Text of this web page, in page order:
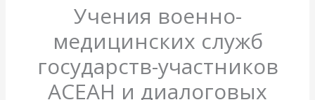
Учения военно-
медицинских служб
государств-участников
АСЕАН и диалоговых